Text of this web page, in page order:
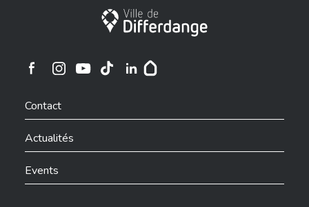
Ville de Differdange
Ville de Differdange sur Instagram
Contact
Actualités
Events